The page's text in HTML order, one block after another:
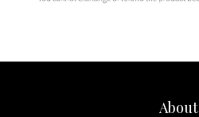
About